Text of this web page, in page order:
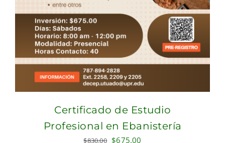
Certificado de Estudio
Profesional en Ebanistería
$830.00 Original
$675.00